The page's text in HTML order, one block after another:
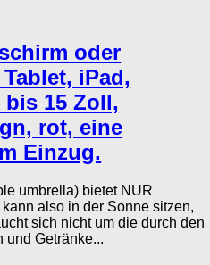
oder
iPad,
15 Zoll,
rot, eine
Einzug.
umbrella) bietet NUR
also in der Sonne sitzen,
sich nicht um die durch den
und Getränke...